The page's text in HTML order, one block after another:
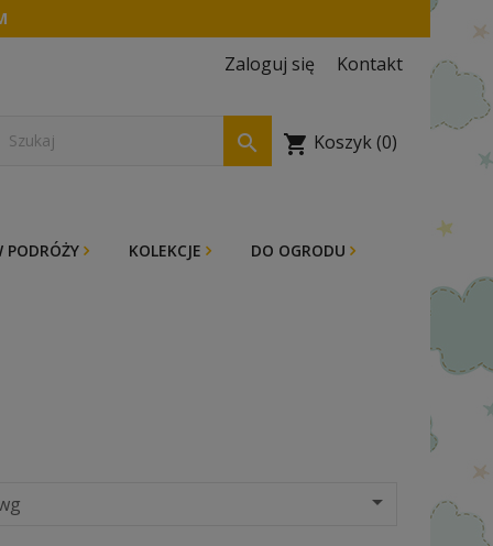
Zaloguj się Kontakt
shopping_cart Koszyk(0)

PODRÓŻY KOLEKCJE DO OGRODU
